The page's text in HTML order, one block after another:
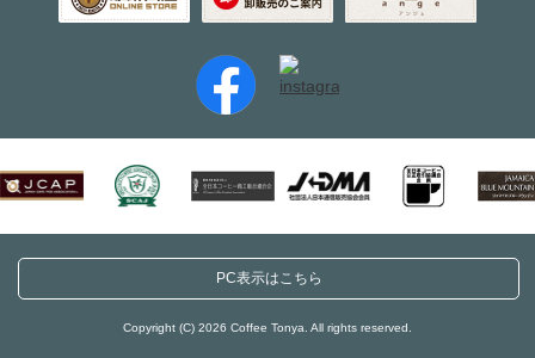
PC表示はこちら
Copyright (C) 2026 Coffee Tonya. All rights reserved.